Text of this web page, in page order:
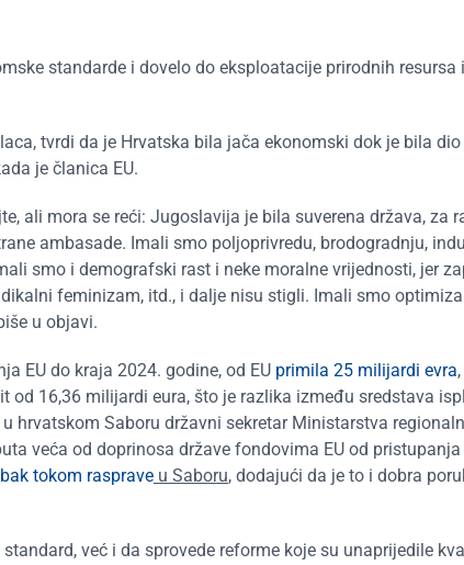
standarde i dovelo do eksploatacije prirodnih resursa
tvrdi da je Hrvatska bila jača ekonomski dok je bila dio
je članica EU.
ali mora se reći: Jugoslavija je bila suverena država, za
ambasade. Imali smo poljoprivredu, brodogradnju,
smo i demografski rast i neke moralne vrijednosti, jer
feminizam, itd., i dalje nisu stigli. Imali smo
u objavi.
EU do kraja 2024. godine, od EU primila 25 milijardi evra
16,36 milijardi eura, što je razlika između sredstava
hrvatskom Saboru državni sekretar Ministarstva
veća od doprinosa države fondovima EU od
tokom rasprave u Saboru, dodajući da je to i dobra
već i da sprovede reforme koje su unaprijedile